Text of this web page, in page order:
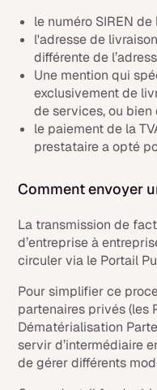
le numéro SIREN de
l'adresse de
différente de
Une mention qui
exclusivement de
de services, ou bien
le paiement de la
prestataire a opté
Comment envoyer
La transmission de
d’entreprise à
circuler via le Portail
Pour simplifier ce
partenaires privés (les
Dématérialisation
servir d’intermédiaire
de gérer différents